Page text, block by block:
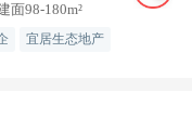
大家要懂得怎
到法拍房有租
果租赁合同的
面98-180m²
宜居生态地产